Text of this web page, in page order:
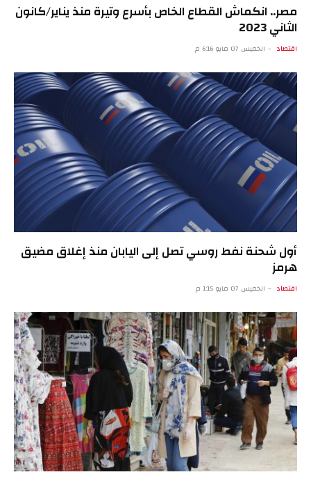
مصر.. انكماش القطاع الخاص بأسرع وتيرة منذ يناير/كانون
الثاني 2023
اقتصاد الخميس 07 مايو 6:16 م
أول شحنة نفط روسي تصل إلى اليابان منذ إغلاق مضيق
هرمز
اقتصاد الخميس 07 مايو 1:15 م